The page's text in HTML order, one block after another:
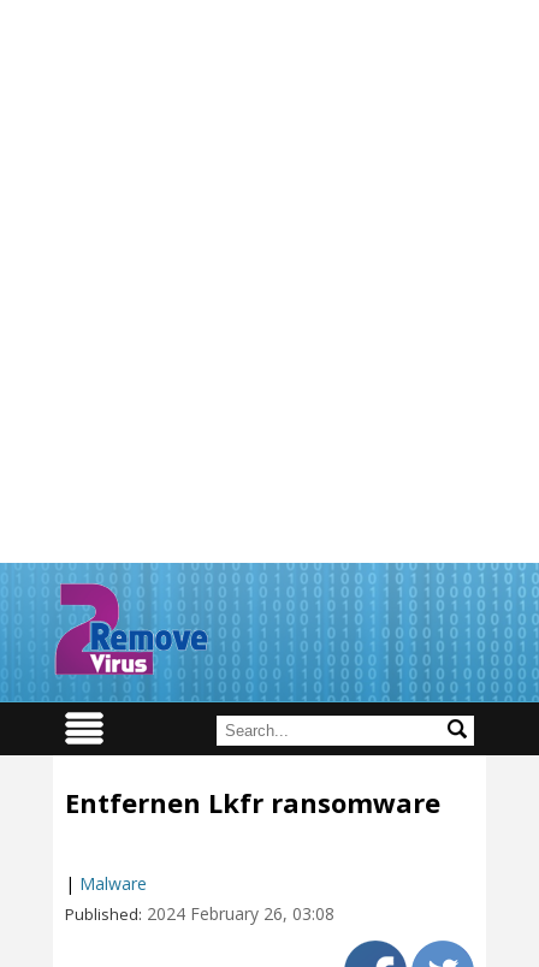
Entfernen Lkfr ransomware
| Malware
Published: 2024 February 26, 03:08